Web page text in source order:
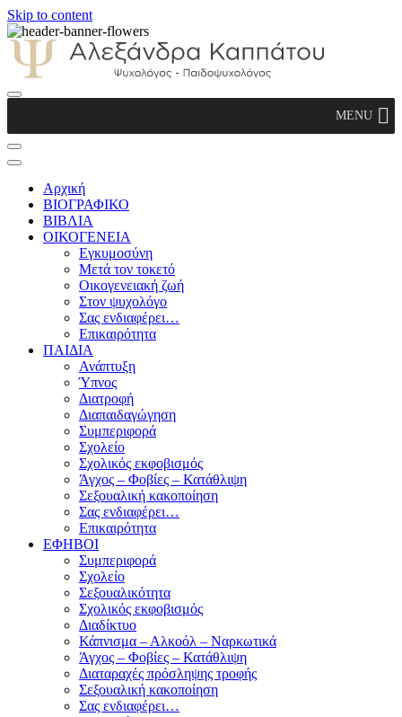
Skip to content
Παιδοψυχολόγος
MENU
Αρχική
ΒΙΟΓΡΑΦΙΚΟ
ΒΙΒΛΙΑ
ΟΙΚΟΓΕΝΕΙΑ
Εγκυμοσύνη
Μετά τον τοκετό
Οικογενειακή ζωή
Στον ψυχολόγο
Σας ενδιαφέρει…
Επικαιρότητα
ΠΑΙΔΙΑ
Ανάπτυξη
Ύπνος
Διατροφή
Διαπαιδαγώγηση
Συμπεριφορά
Σχολείο
Σχολικός εκφοβισμός
Άγχος – Φοβίες – Κατάθλιψη
Σεξουαλική κακοποίηση
Σας ενδιαφέρει…
Επικαιρότητα
ΕΦΗΒΟΙ
Συμπεριφορά
Σχολείο
Σεξουαλικότητα
Σχολικός εκφοβισμός
Διαδίκτυο
Κάπνισμα – Αλκοόλ – Ναρκωτικά
Άγχος – Φοβίες – Κατάθλιψη
Διαταραχές πρόσληψης τροφής
Σεξουαλική κακοποίηση
Σας ενδιαφέρει…